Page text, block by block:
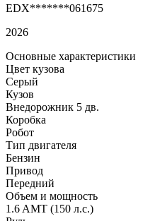
EDX*******061675
2026
Основные характеристики
Цвет кузова
Серый
Кузов
Внедорожник 5 дв.
Коробка
Робот
Тип двигателя
Бензин
Привод
Передний
Объем и мощность
1.6 AMT (150 л.с.)